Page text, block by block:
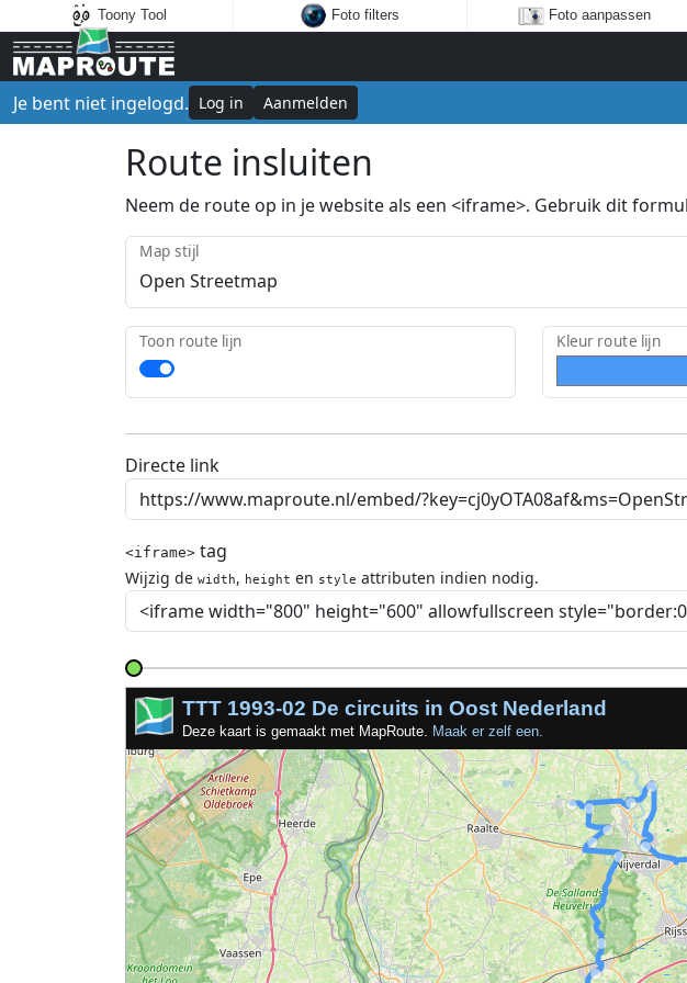
Toony Tool Foto filters Foto aanpassen
Je bent niet ingelogd. Log in Aanmelden
Route insluiten
Neem de route op in je website als een <iframe>. Gebruik dit
Map stijl
Toon route lijn Kleur route lijn
Directe link
<iframe> tag
Wijzig de width, height en style attributen indien nodig.